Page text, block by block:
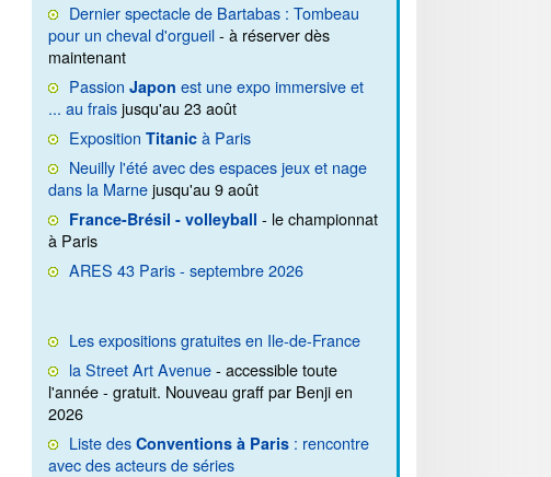
Dernier spectacle de Bartabas : Tombeau
pour un cheval d'orgueil- à réserver dès
maintenant
PassionJapon est une expo immersive et
... au fraisjusqu'au 23 août
ExpositionTitanic à Paris
Neuilly l'été avec des espaces jeux et nage
dans la Marnejusqu'au 9 août
France-Brésil - volleyball - le championnat
à Paris
ARES 43 Paris - septembre 2026
Les expositions gratuites en Ile-de-France
la Street Art Avenue- accessible toute
l'année - gratuit. Nouveau graff par Benji en
2026
Liste desConventions à Paris : rencontre
avec des acteurs de séries